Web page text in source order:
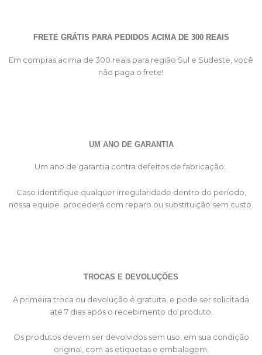
FRETE GRÁTIS PARA PEDIDOS ACIMA DE 300 REAIS
Em compras acima de 300 reais para região Sul e Sudeste, você
não paga o frete!
UM ANO DE GARANTIA
Um ano de garantia contra defeitos de fabricação.
Caso identifique qualquer irregularidade dentro do período,
nossa equipe procederá com reparo ou substituição sem custo.
TROCAS E DEVOLUÇÕES
A primeira troca ou devolução é gratuita, e pode ser solicitada
até 7 dias após o recebimento do produto.
Os produtos devem ser devolvidos sem uso, em sua condição
original, com as etiquetas e embalagem.